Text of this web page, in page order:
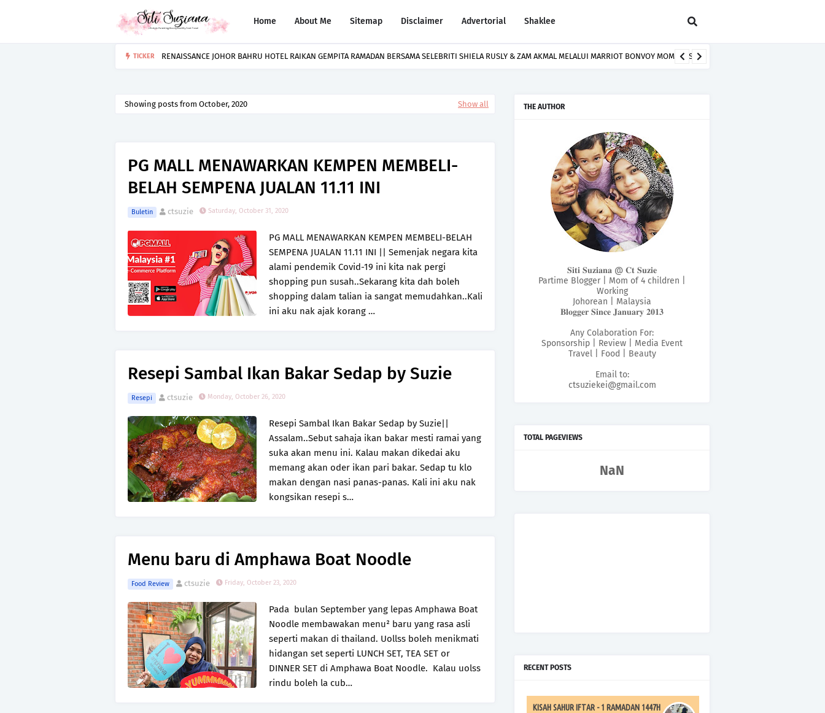
Home About Me Sitemap Disclaimer Advertorial Shaklee
TICKER RENAISSANCE JOHOR BAHRU HOTEL RAIKAN GEMPITA RAMADAN BERSAMA SELEBRITI SHIELA RUSLY & ZAM AKMAL MELALUI MARRIOT BONVOY MOMENTS
Showing posts from October, 2020 Show all
PG MALL MENAWARKAN KEMPEN MEMBELI-
BELAH SEMPENA JUALAN 11.11 INI
Buletin ctsuzie Saturday, October 31, 2020
PG MALL MENAWARKAN KEMPEN MEMBELI-BELAH
SEMPENA JUALAN 11.11 INI || Semenjak negara kita
alami pendemik Covid-19 ini kita nak pergi
shopping pun susah..Sekarang kita dah boleh
shopping dalam talian ia sangat memudahkan..Kali
ini aku nak ajak korang …
Resepi Sambal Ikan Bakar Sedap by Suzie
Resepi ctsuzie Monday, October 26, 2020
Resepi Sambal Ikan Bakar Sedap by Suzie||
Assalam..Sebut sahaja ikan bakar mesti ramai yang
suka akan menu ini. Kalau makan dikedai aku
memang akan oder ikan pari bakar. Sedap tu klo
makan dengan nasi panas-panas. Kali ini aku nak
kongsikan resepi s…
Menu baru di Amphawa Boat Noodle
Food Review ctsuzie Friday, October 23, 2020
Pada bulan September yang lepas Amphawa Boat
Noodle membawakan menu² baru yang rasa asli
seperti makan di thailand. Uollss boleh menikmati
hidangan set seperti LUNCH SET, TEA SET or
DINNER SET di Amphawa Boat Noodle. Kalau uolss
rindu boleh la cub…
THE AUTHOR
𝐒𝐢𝐭𝐢 𝐒𝐮𝐳𝐢𝐚𝐧𝐚 @ 𝐂𝐭 𝐒𝐮𝐳𝐢𝐞
Partime Blogger | Mom of 4 children |
Working
Johorean | Malaysia
𝐁𝐥𝐨𝐠𝐠𝐞𝐫 𝐒𝐢𝐧𝐜𝐞 𝐉𝐚𝐧𝐮𝐚𝐫𝐲 𝟐𝟎𝟏𝟑
Any Colaboration For:
Sponsorship | Review | Media Event
Travel | Food | Beauty
Email to:
ctsuziekei@gmail.com
TOTAL PAGEVIEWS
NaN
RECENT POSTS
KISAH SAHUR IFTAR - 1 RAMADAN 1447H